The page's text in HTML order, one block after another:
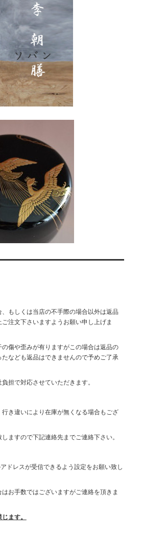
もしくは当店の不手際の場合以外は返品
注文下さいますようお願い申し上げま
傷や歪みが有りますがこの場合は返品の
なども返品はできませんので予めご了承
担で対応させていただきます。
き違いにより在庫が無くなる場合もござ
ますので下記連絡先までご連絡下さい。
ドレスが受信できるよう設定をお願い致し
お手数ではございますがご連絡を頂きま
ます。